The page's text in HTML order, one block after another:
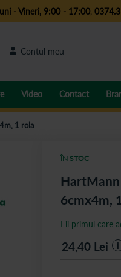
- Vineri, 9:00 - 17:00,
Contul meu
Video Contact
1 rola
6cmx4m,
ÎN STOC
Fii primul care
24,40Lei i